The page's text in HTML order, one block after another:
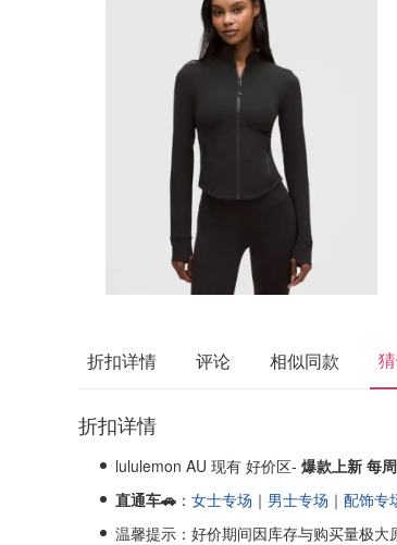
折扣详情 评论 相似同款
折扣详情
lululemon AU 现有 好价区- 爆款上新 每
直通车🚗 ： 女士专场 ｜ 男士专场 ｜ 配饰专
温馨提示：好价期间因库存与购买量极大